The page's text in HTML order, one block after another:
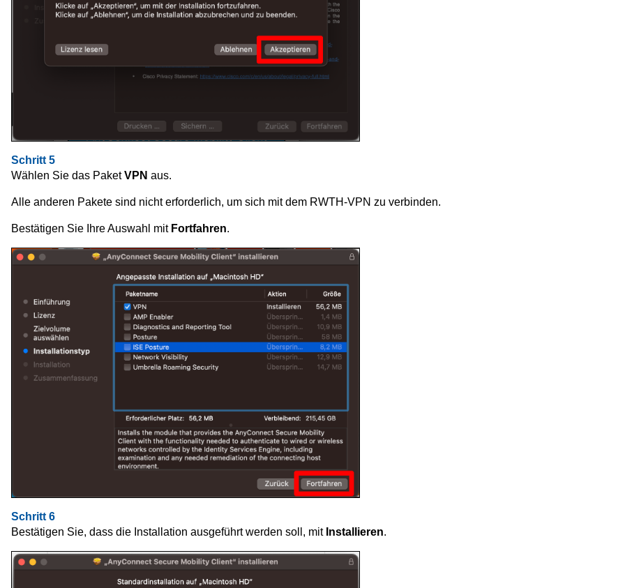
Schritt 5
Wählen Sie das PaketVPN aus.
Alle anderen Pakete sind nicht erforderlich, um sich mit dem RWTH-VPN zu verbinden.
Bestätigen Sie Ihre Auswahl mit Fortfahren.
Schritt 6
Bestätigen Sie, dass die Installation ausgeführt werden soll, mit Installieren.